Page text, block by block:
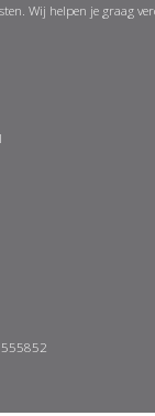
Wij helpen je graag